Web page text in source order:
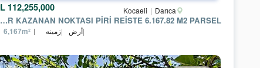
112,255,000 TL Kocaeli Darıca
DARICANIN DEĞER KAZANAN NOKTASI PIRI REISTE 6.167.82 M2 PARSEL
أرض زمینه 6,167m²